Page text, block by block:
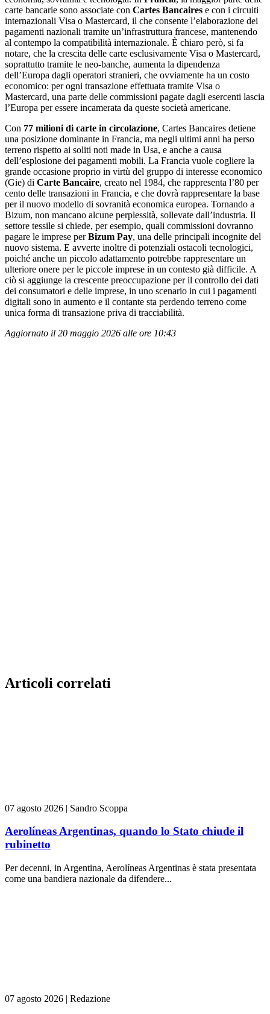
carte bancarie sono associate con Cartes Bancaires e con i circuiti
internazionali Visa o Mastercard, il che consente l’elaborazione dei
pagamenti nazionali tramite un’infrastruttura francese, mantenendo
al contempo la compatibilità internazionale. È chiaro però, si fa
notare, che la crescita delle carte esclusivamente Visa o Mastercard,
soprattutto tramite le neo-banche, aumenta la dipendenza
dell’Europa dagli operatori stranieri, che ovviamente ha un costo
economico: per ogni transazione effettuata tramite Visa o
Mastercard, una parte delle commissioni pagate dagli esercenti lascia
l’Europa per essere incamerata da queste società americane.
Con 77 milioni di carte in circolazione, Cartes Bancaires detiene
una posizione dominante in Francia, ma negli ultimi anni ha perso
terreno rispetto ai soliti noti made in Usa, e anche a causa
dell’esplosione dei pagamenti mobili. La Francia vuole cogliere la
grande occasione proprio in virtù del gruppo di interesse economico
(Gie) di Carte Bancaire, creato nel 1984, che rappresenta l’80 per
cento delle transazioni in Francia, e che dovrà rappresentare la base
per il nuovo modello di sovranità economica europea. Tornando a
Bizum, non mancano alcune perplessità, sollevate dall’industria. Il
settore tessile si chiede, per esempio, quali commissioni dovranno
pagare le imprese perBizum Pay, una delle principali incognite del
nuovo sistema. E avverte inoltre di potenziali ostacoli tecnologici,
poiché anche un piccolo adattamento potrebbe rappresentare un
ulteriore onere per le piccole imprese in un contesto già difficile. A
ciò si aggiunge la crescente preoccupazione per il controllo dei dati
dei consumatori e delle imprese, in uno scenario in cui i pagamenti
digitali sono in aumento e il contante sta perdendo terreno come
unica forma di transazione priva di tracciabilità.
Aggiornato il 20 maggio 2026 alle ore 10:43
Articoli correlati
07 agosto 2026 | Sandro Scoppa
Aerolíneas Argentinas, quando lo Stato chiude il
rubinetto
Per decenni, in Argentina, Aerolíneas Argentinas è stata presentata
come una bandiera nazionale da difendere...
07 agosto 2026 | Redazione